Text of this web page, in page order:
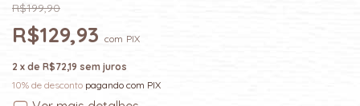
R$199,90
R$129,93 com PIX
2 x de R$72,19 sem juros
10% de desconto pagando com PIX